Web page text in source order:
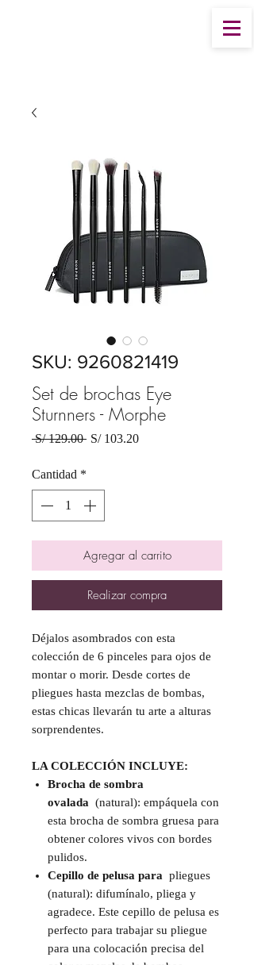
SKU: 9260821419
Set de brochas Eye
Sturnners - Morphe
S/ 129.00 Precio
S/ 103.20Precio
Cantidad *
Agregar al carrito
Realizar compra
Déjalos asombrados con esta
colección de 6 pinceles para ojos de
montar o morir. Desde cortes de
pliegues hasta mezclas de bombas,
estas chicas llevarán tu arte a alturas
sorprendentes.
LA COLECCIÓN INCLUYE:
Brocha de sombra
ovalada (natural): empáquela con
esta brocha de sombra gruesa para
obtener colores vivos con bordes
pulidos.
Cepillo de pelusa para pliegues
(natural): difumínalo, pliega y
agradece. Este cepillo de pelusa es
perfecto para trabajar su pliegue
para una colocación precisa del